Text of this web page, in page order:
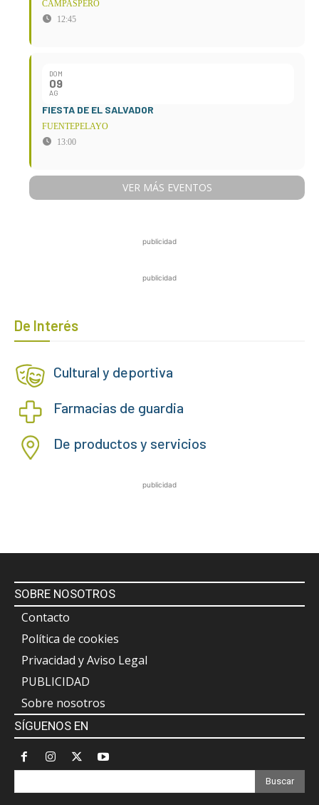
CAMPASPERO
12:45
DOM
09
AG
FIESTA DE EL SALVADOR
FUENTEPELAYO
13:00
VER MÁS EVENTOS
publicidad
publicidad
De Interés
Cultural y deportiva
Farmacias de guardia
De productos y servicios
publicidad
SOBRE NOSOTROS
Contacto
Política de cookies
Privacidad y Aviso Legal
PUBLICIDAD
Sobre nosotros
SÍGUENOS EN
Buscar